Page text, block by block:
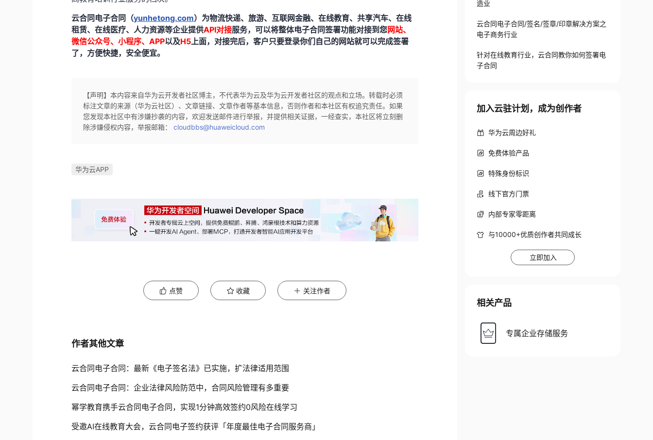
云合同电子合同（yunhetong.com）为物流快递、旅游、互联网金融、在线教育、共享汽车、在线
租赁、在线医疗、人力资源等企业提供API对接服务，可以将整体电子合同签署功能对接到您网站、
微信公众号、小程序、APP以及H5上面，对接完后，客户只要登录你们自己的网站就可以完成签署
了，方便快捷，安全便宜。
【声明】本内容来自华为云开发者社区博主，不代表华为云及华为云开发者社区的观点和立场。转载时必须
标注文章的来源（华为云社区）、文章链接、文章作者等基本信息，否则作者和本社区有权追究责任。如果
您发现本社区中有涉嫌抄袭的内容，欢迎发送邮件进行举报，并提供相关证据，一经查实，本社区将立刻删
除涉嫌侵权内容，举报邮箱：cloudbbs@huaweicloud.com
华为云APP
点赞 收藏 关注作者
作者其他文章
云合同电子合同：最新《电子签名法》已实施，扩法律适用范围
云合同电子合同：企业法律风险防范中，合同风险管理有多重要
幂学教育携手云合同电子合同，实现1分钟高效签约0风险在线学习
受邀AI在线教育大会，云合同电子签约获评「年度最佳电子合同服务商」
造业
云合同电子合同/签名/签章/印章解决方案之
电子商务行业
针对在线教育行业，云合同教你如何签署电
子合同
加入云驻计划，成为创作者
华为云周边好礼
免费体验产品
特殊身份标识
线下官方门票
内部专家零距离
与10000+优质创作者共同成长
立即加入
相关产品
专属企业存储服务